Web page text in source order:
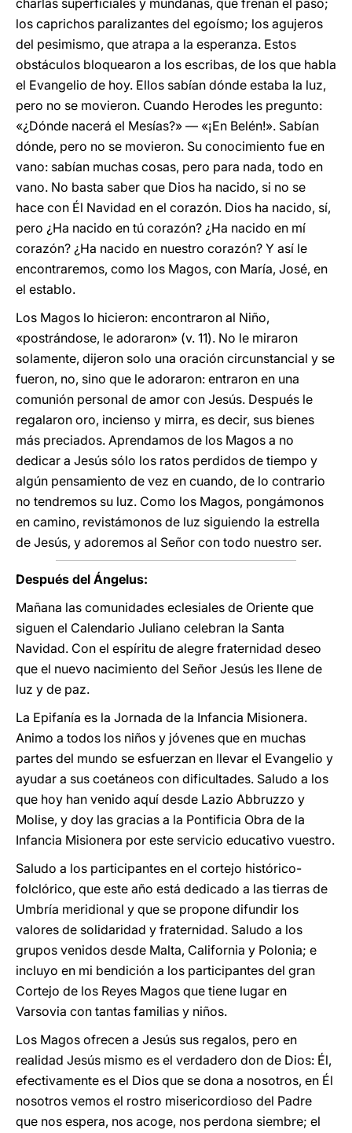
charlas superficiales y mundanas, que frenan el paso;
los caprichos paralizantes del egoísmo; los agujeros
del pesimismo, que atrapa a la esperanza. Estos
obstáculos bloquearon a los escribas, de los que habla
el Evangelio de hoy. Ellos sabían dónde estaba la luz,
pero no se movieron. Cuando Herodes les pregunto:
«¿Dónde nacerá el Mesías?» — «¡En Belén!». Sabían
dónde, pero no se movieron. Su conocimiento fue en
vano: sabían muchas cosas, pero para nada, todo en
vano. No basta saber que Dios ha nacido, si no se
hace con Él Navidad en el corazón. Dios ha nacido, sí,
pero ¿Ha nacido en tú corazón? ¿Ha nacido en mí
corazón? ¿Ha nacido en nuestro corazón? Y así le
encontraremos, como los Magos, con María, José, en
el establo.
Los Magos lo hicieron: encontraron al Niño,
«postrándose, le adoraron» (v. 11). No le miraron
solamente, dijeron solo una oración circunstancial y se
fueron, no, sino que le adoraron: entraron en una
comunión personal de amor con Jesús. Después le
regalaron oro, incienso y mirra, es decir, sus bienes
más preciados. Aprendamos de los Magos a no
dedicar a Jesús sólo los ratos perdidos de tiempo y
algún pensamiento de vez en cuando, de lo contrario
no tendremos su luz. Como los Magos, pongámonos
en camino, revistámonos de luz siguiendo la estrella
de Jesús, y adoremos al Señor con todo nuestro ser.
Después del Ángelus:
Mañana las comunidades eclesiales de Oriente que
siguen el Calendario Juliano celebran la Santa
Navidad. Con el espíritu de alegre fraternidad deseo
que el nuevo nacimiento del Señor Jesús les llene de
luz y de paz.
La Epifanía es la Jornada de la Infancia Misionera.
Animo a todos los niños y jóvenes que en muchas
partes del mundo se esfuerzan en llevar el Evangelio y
ayudar a sus coetáneos con dificultades. Saludo a los
que hoy han venido aquí desde Lazio Abbruzzo y
Molise, y doy las gracias a la Pontificia Obra de la
Infancia Misionera por este servicio educativo vuestro.
Saludo a los participantes en el cortejo histórico-
folclórico, que este año está dedicado a las tierras de
Umbría meridional y que se propone difundir los
valores de solidaridad y fraternidad. Saludo a los
grupos venidos desde Malta, California y Polonia; e
incluyo en mi bendición a los participantes del gran
Cortejo de los Reyes Magos que tiene lugar en
Varsovia con tantas familias y niños.
Los Magos ofrecen a Jesús sus regalos, pero en
realidad Jesús mismo es el verdadero don de Dios: Él,
efectivamente es el Dios que se dona a nosotros, en Él
nosotros vemos el rostro misericordioso del Padre
que nos espera, nos acoge, nos perdona siembre; el